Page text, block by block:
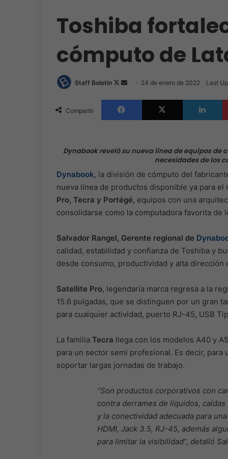
Toshiba
cómputo de
Staff Boletín
Follow
X
Send 24 de enero de 2022 Last
Compartir
Facebook X
Dynabook reveló su nueva línea de equipos de
necesidades de los
Dynabook, la división de cómputo del
nueva línea de productos disponible ya para
Pro, Tecra y Portégé, equipos con una
consolidarse como la computadora favorita de
Salvador Rangel, Gerente regional de
calidad, estabilidad y confianza de Toshiba y
desde consumo, productividad y alta dirección
Satellite Pro, legendaria marca regresa a la
15.6 pulgadas, que se distinguen por un gran
para cualquier actividad, puerto RJ-45, USB
La familia Tecra llega con los modelos A40 y
para un sector semi profesional. Es decir,
soportar largas jornadas de trabajo.
“Son productos corporativos con
contra derrames de líquidos,
y la conectividad adecuada para
HDMI, Jack 3.5, RJ-45, además
para limitar la visibilidad”, detalló